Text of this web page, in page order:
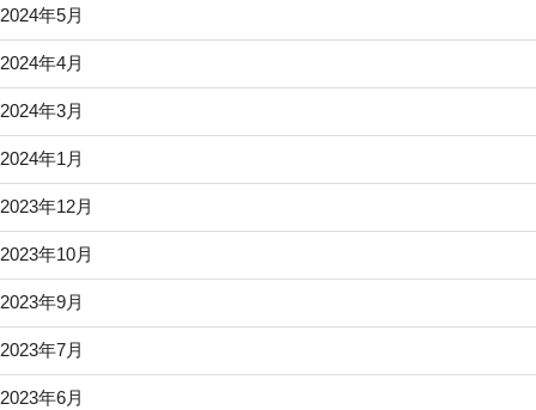
2024年5月
2024年4月
2024年3月
2024年1月
2023年12月
2023年10月
2023年9月
2023年7月
2023年6月